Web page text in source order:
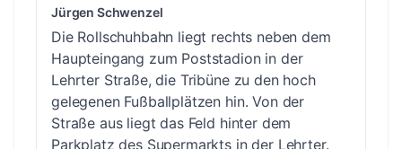
Jürgen Schwenzel
Die Rollschuhbahn liegt rechts neben dem
Haupteingang zum Poststadion in der
Lehrter Straße, die Tribüne zu den hoch
gelegenen Fußballplätzen hin. Von der
Straße aus liegt das Feld hinter dem
Parkplatz des Supermarkts in der Lehrter.